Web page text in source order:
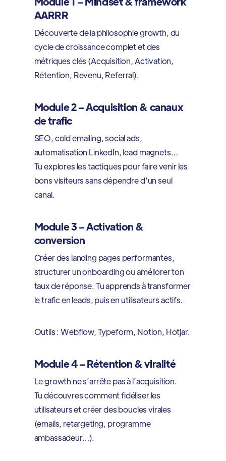
AARRR
Découverte de la philosophie growth, du
cycle de croissance complet et des
métriques clés (Acquisition, Activation,
Rétention, Revenu, Referral).
Module 2 – Acquisition & canaux
de trafic
SEO, cold emailing, social ads,
automatisation LinkedIn, lead magnets…
Tu explores les tactiques pour faire venir les
bons visiteurs sans dépendre d’un seul
canal.
Module 3 – Activation &
conversion
Créer des landing pages performantes,
structurer un onboarding ou améliorer ton
taux de réponse. Tu apprends à transformer
le trafic en leads, puis en utilisateurs actifs.
Outils : Webflow, Typeform, Notion, Hotjar.
Module 4 – Rétention & viralité
Le growth ne s’arrête pas à l’acquisition.
Tu découvres comment fidéliser les
utilisateurs et créer des boucles virales
(emails, retargeting, programme
ambassadeur…).